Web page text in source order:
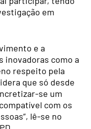
em
e a
inovadoras como a
respeito pela
que só desde
se um
com os
lê-se no